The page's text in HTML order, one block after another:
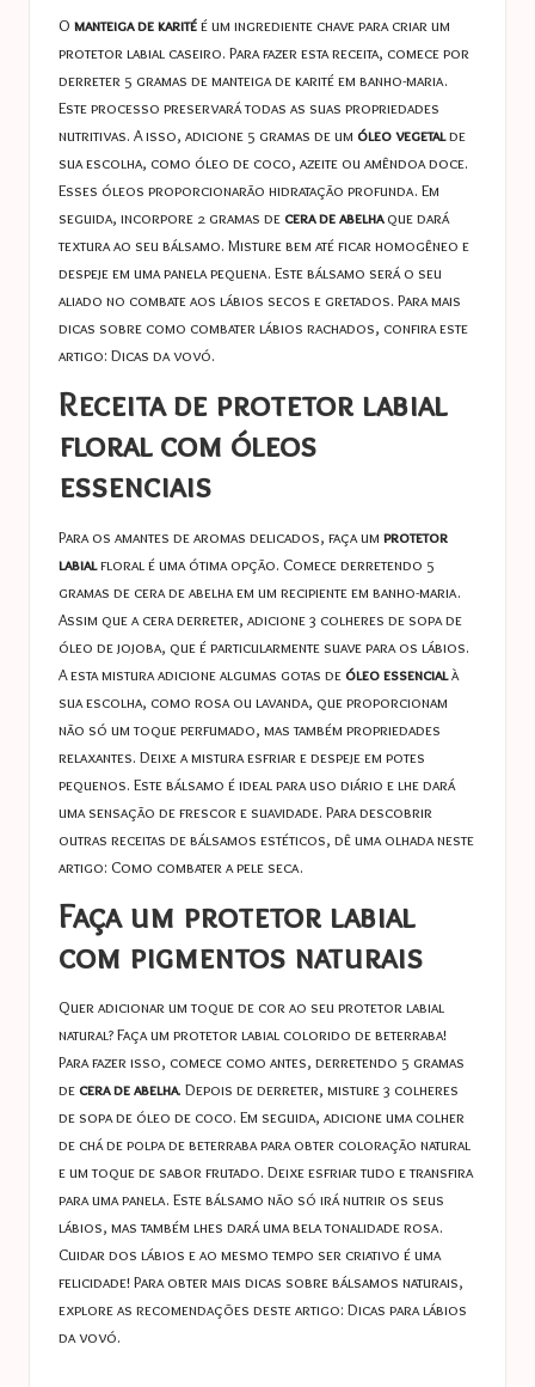
O manteiga de karitéé um ingrediente chave para criar um
protetor labial caseiro. Para fazer esta receita, comece por
derreter 5 gramas de manteiga de karité em banho-maria.
Este processo preservará todas as suas propriedades
nutritivas. A isso, adicione 5 gramas de um óleo vegetalde
sua escolha, como óleo de coco, azeite ou amêndoa doce.
Esses óleos proporcionarão hidratação profunda. Em
seguida, incorpore 2 gramas de cera de abelhaque dará
textura ao seu bálsamo. Misture bem até ficar homogêneo e
despeje em uma panela pequena. Este bálsamo será o seu
aliado no combate aos lábios secos e gretados. Para mais
dicas sobre como combater lábios rachados, confira este
artigo: Dicas da vovó.
Receita de protetor labial
floral com óleos
essenciais
Para os amantes de aromas delicados, faça um protetor
labialfloral é uma ótima opção. Comece derretendo 5
gramas de cera de abelha em um recipiente em banho-maria.
Assim que a cera derreter, adicione 3 colheres de sopa de
óleo de jojoba, que é particularmente suave para os lábios.
A esta mistura adicione algumas gotas de óleo essencialà
sua escolha, como rosa ou lavanda, que proporcionam
não só um toque perfumado, mas também propriedades
relaxantes. Deixe a mistura esfriar e despeje em potes
pequenos. Este bálsamo é ideal para uso diário e lhe dará
uma sensação de frescor e suavidade. Para descobrir
outras receitas de bálsamos estéticos, dê uma olhada neste
artigo: Como combater a pele seca.
Faça um protetor labial
com pigmentos naturais
Quer adicionar um toque de cor ao seu protetor labial
natural? Faça um protetor labial colorido de beterraba!
Para fazer isso, comece como antes, derretendo 5 gramas
de cera de abelha. Depois de derreter, misture 3 colheres
de sopa de óleo de coco. Em seguida, adicione uma colher
de chá de polpa de beterraba para obter coloração natural
e um toque de sabor frutado. Deixe esfriar tudo e transfira
para uma panela. Este bálsamo não só irá nutrir os seus
lábios, mas também lhes dará uma bela tonalidade rosa.
Cuidar dos lábios e ao mesmo tempo ser criativo é uma
felicidade! Para obter mais dicas sobre bálsamos naturais,
explore as recomendações deste artigo: Dicas para lábios
da vovó.